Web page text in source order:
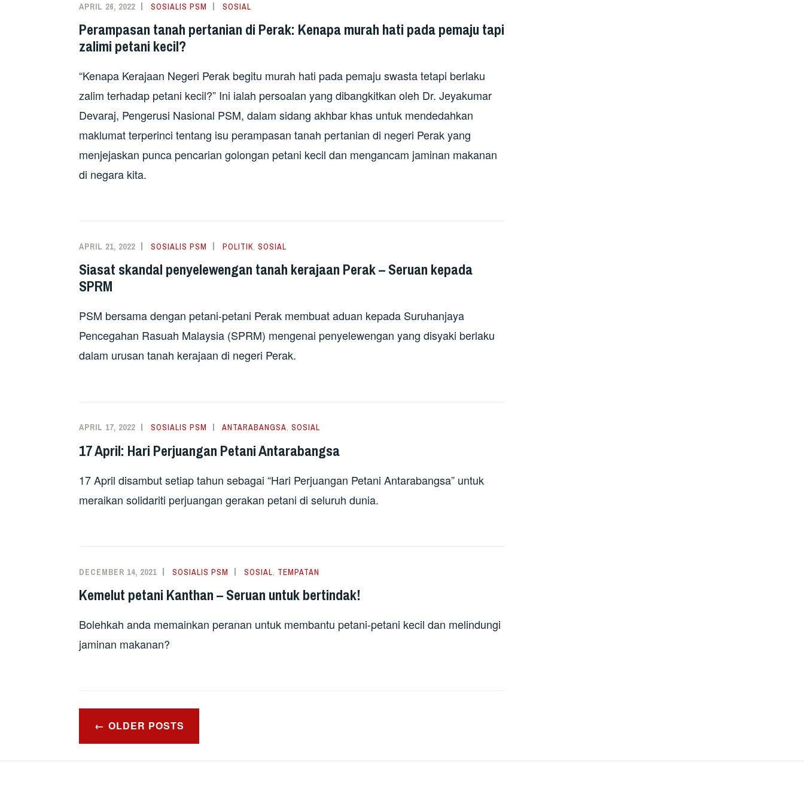
APRIL 26, 2022 SOSIALIS PSM SOSIAL
Perampasan tanah pertanian di Perak: Kenapa murah hati pada pemaju tapi
zalimi petani kecil?
“Kenapa Kerajaan Negeri Perak begitu murah hati pada pemaju swasta tetapi berlaku
zalim terhadap petani kecil?” Ini ialah persoalan yang dibangkitkan oleh Dr. Jeyakumar
Devaraj, Pengerusi Nasional PSM, dalam sidang akhbar khas untuk mendedahkan
maklumat terperinci tentang isu perampasan tanah pertanian di negeri Perak yang
menjejaskan punca pencarian golongan petani kecil dan mengancam jaminan makanan
di negara kita.
APRIL 21, 2022 SOSIALIS PSM POLITIK, SOSIAL
Siasat skandal penyelewengan tanah kerajaan Perak – Seruan kepada
SPRM
PSM bersama dengan petani-petani Perak membuat aduan kepada Suruhanjaya
Pencegahan Rasuah Malaysia (SPRM) mengenai penyelewengan yang disyaki berlaku
dalam urusan tanah kerajaan di negeri Perak.
APRIL 17, 2022 SOSIALIS PSM ANTARABANGSA, SOSIAL
17 April: Hari Perjuangan Petani Antarabangsa
17 April disambut setiap tahun sebagai “Hari Perjuangan Petani Antarabangsa” untuk
meraikan solidariti perjuangan gerakan petani di seluruh dunia.
DECEMBER 14, 2021 SOSIALIS PSM SOSIAL, TEMPATAN
Kemelut petani Kanthan – Seruan untuk bertindak!
Bolehkah anda memainkan peranan untuk membantu petani-petani kecil dan melindungi
jaminan makanan?
Posts
navigation
OLDER POSTS